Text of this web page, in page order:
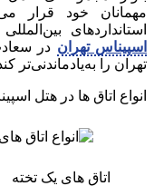
مهمانان خود قرار
استانداردهای
اسپیناس تهران در
تهران را به‌یادماندنی‌تر
انواع اتاق‌ ها در هتل
اتاق های یک‌ تخته